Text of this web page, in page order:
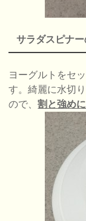
サラダスピナー
ヨーグルトをセ
す。綺麗に水切
ので、割と強め